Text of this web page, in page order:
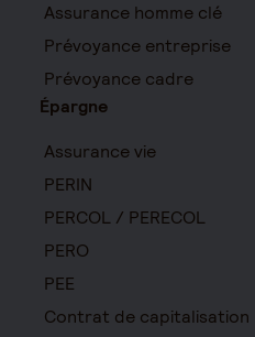
Assurance homme clé
Prévoyance entreprise
Prévoyance cadre
Épargne
Assurance vie
PERIN
PERCOL / PERECOL
PERO
PEE
Contrat de capitalisation